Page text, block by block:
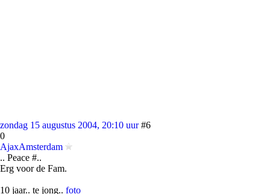
zondag 15 augustus 2004, 20:10 uur #6
0
AjaxAmsterdam
.. Peace #..
Erg voor de Fam.
10 jaar.. te jong.. foto